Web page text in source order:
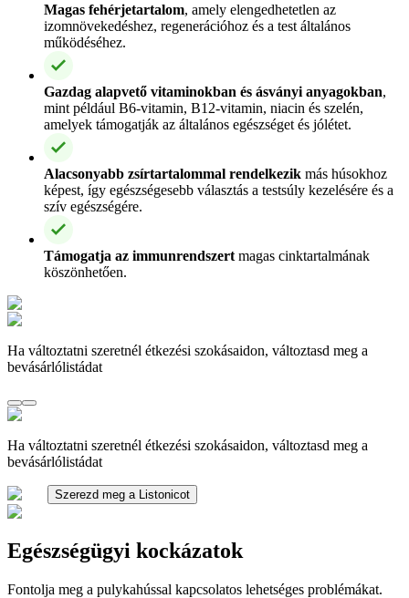
Magas fehérjetartalom, amely elengedhetetlen az
izomnövekedéshez, regenerációhoz és a test általános
működéséhez.
Gazdag alapvető vitaminokban és ásványi anyagokban,
mint például B6-vitamin, B12-vitamin, niacin és szelén,
amelyek támogatják az általános egészséget és jólétet.
Alacsonyabb zsírtartalommal rendelkezik más húsokhoz
képest, így egészségesebb választás a testsúly kezelésére és a
szív egészségére.
Támogatja az immunrendszert magas cinktartalmának
köszönhetően.
Ha változtatni szeretnél étkezési szokásaidon, változtasd meg a
bevásárlólistádat
Ha változtatni szeretnél étkezési szokásaidon, változtasd meg a
bevásárlólistádat
Szerezd meg a Listonicot
Egészségügyi kockázatok
Fontolja meg a pulykahússal kapcsolatos lehetséges problémákat.